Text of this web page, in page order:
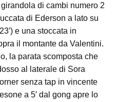
di cambi numero 2
di Ederson a lato su
e una stoccata in
il montante da Valentini.
la parata scomposta che
al laterale di Sora
senza tap in vincente
a 5′ dal gong apre lo